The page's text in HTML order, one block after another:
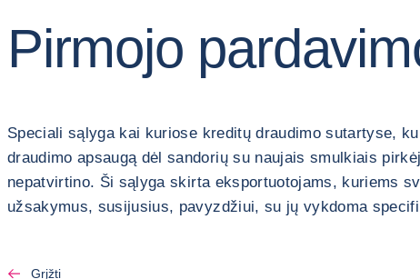
Pirmojo
Speciali sąlyga kai kuriose kreditų draudimo sutartyse,
draudimo apsaugą dėl sandorių su naujais smulkiais
nepatvirtino. Ši sąlyga skirta eksportuotojams, kuriems
užsakymus, susijusius, pavyzdžiui, su jų vykdoma
Grįžti